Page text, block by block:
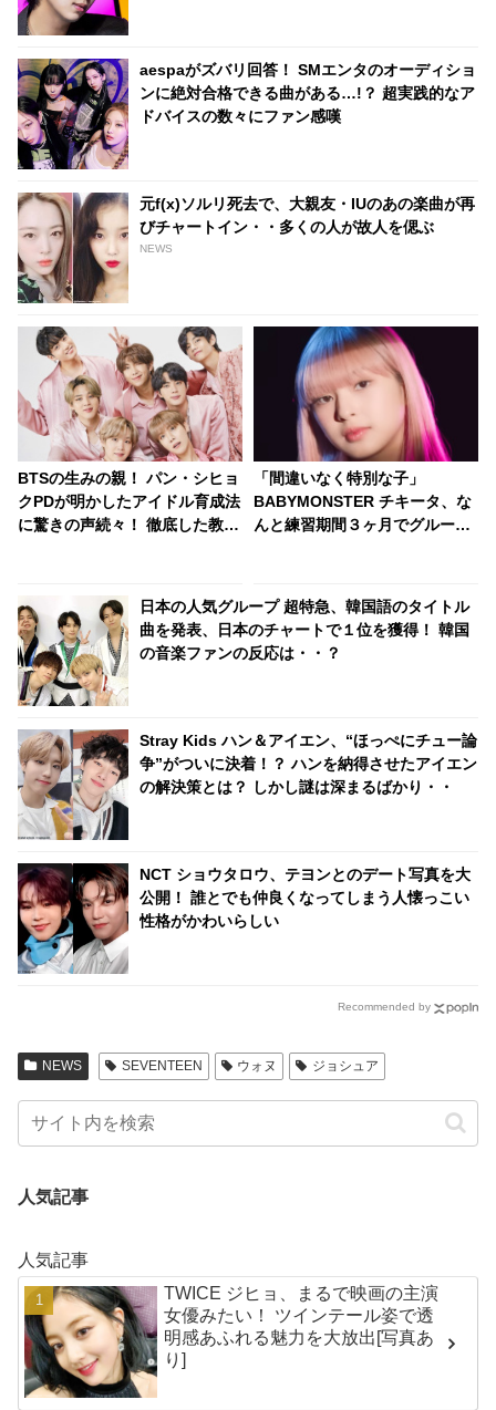
aespaがズバリ回答！ SMエンタのオーディショ
ンに絶対合格できる曲がある…!？ 超実践的なア
ドバイスの数々にファン感嘆
元f(x)ソルリ死去で、大親友・IUのあの楽曲が再
びチャートイン・・多くの人が故人を偲ぶ
NEWS
BTSの生みの親！ パン・シヒョ
クPDが明かしたアイドル育成法
に驚きの声続々！ 徹底した教育
「間違いなく特別な子」
BABYMONSTER チキータ、な
んと練習期間３ヶ月でグループ
巻の才能でYGエンタの重鎮を唸
らせる
日本の人気グループ 超特急、韓国語のタイトル
曲を発表、日本のチャートで１位を獲得！ 韓国
の音楽ファンの反応は・・？
Stray Kids ハン＆アイエン、“ほっぺにチュー論
争”がついに決着！？ ハンを納得させたアイエン
の解決策とは？ しかし謎は深まるばかり・・
NCT ショウタロウ、テヨンとのデート写真を大
公開！ 誰とでも仲良くなってしまう人懐っこい
性格がかわいらしい
Recommended by
NEWS SEVENTEEN ウォヌ ジョシュア
人気記事
人気記事
TWICE ジヒョ、まるで映画の主演
女優みたい！ ツインテール姿で透
明感あふれる魅力を大放出[写真あ
り]